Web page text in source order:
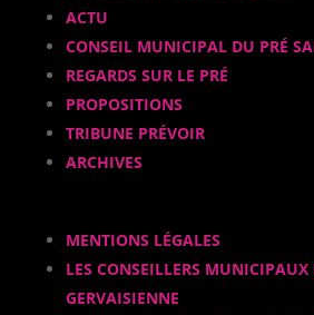
ACTU
CONSEIL MUNICIPAL DU PRÉ
REGARDS SUR LE PRÉ
PROPOSITIONS
TRIBUNE PRÉVOIR
ARCHIVES
MENTIONS LÉGALES
LES CONSEILLERS MUNICIPAUX
GERVAISIENNE